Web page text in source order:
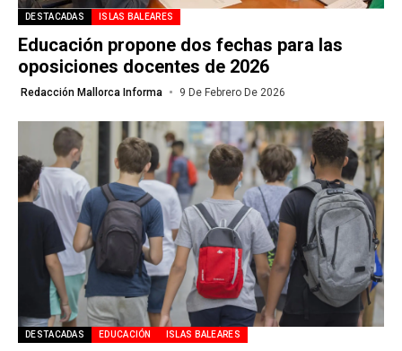
DESTACADAS ISLAS BALEARES
Educación propone dos fechas para las
oposiciones docentes de 2026
Redacción Mallorca Informa 9 De Febrero De 2026
DESTACADAS EDUCACIÓN ISLAS BALEARES